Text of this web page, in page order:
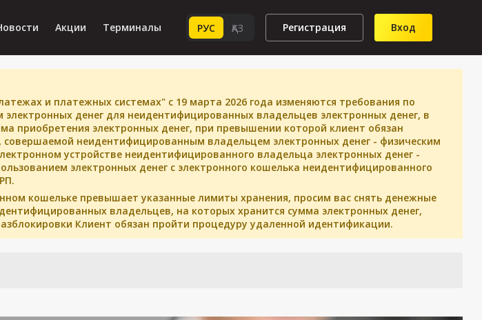
Акции Терминалы РУС ҚАЗ Регистрация Вход
и платежных системах" с 19 марта 2026 года изменяются требования по
денег для неидентифицированных владельцев электронных денег, в
приобретения электронных денег, при превышении которой клиент обязан
неидентифицированным владельцем электронных денег - физическим
устройстве неидентифицированного владельца электронных денег -
электронных денег с электронного кошелька неидентифицированного
кошельке превышает указанные лимиты хранения, просим вас снять денежные
владельцев, на которых хранится сумма электронных денег,
Клиент обязан пройти процедуру удаленной идентификации.